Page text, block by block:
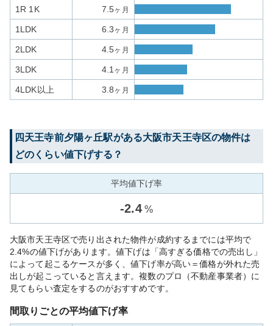
1R 1K 7.5ヶ月
1LDK 6.3ヶ月
2LDK 4.5ヶ月
3LDK 4.1 ヶ月
4LDK以上 3.8ヶ月
四天王寺前夕陽ヶ丘駅がある大阪市天王寺区の物件は
どのくらい値下げする？
平均値下げ率
-2.4 %
大阪市天王寺区で売り出された物件が成約するまでには平均で
2.4%の値下げがあります。値下げは「高すぎる価格での売出し」
によって起こるケースが多く、値下げ率が高い＝価格が外れた売
出しが起こっていると言えます。複数のプロ（不動産事業者）に
見てもらい査定をするのがおすすめです。
間取りごとの平均値下げ率